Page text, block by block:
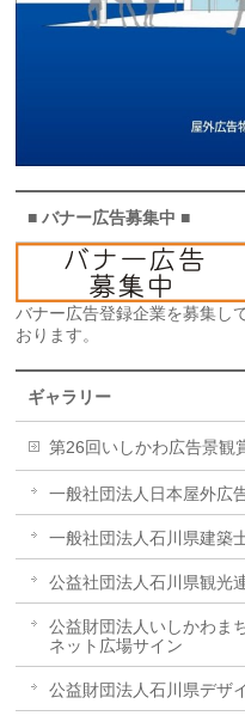
■ バナー広告募集中 ■
バナー広告登録企業を募集し
おります。
ギャラリー
第26回いしかわ広告景観
一般社団法人日本屋外広
一般社団法人石川県建築
公益社団法人石川県観光
公益財団法人いしかわま
ネット広場サイン
公益財団法人石川県デ